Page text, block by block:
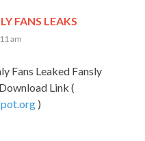
FANS LEAKS
am
Fans Leaked Fansly
Link (
)